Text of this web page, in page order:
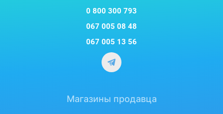
0 800 300 793
067 005 08 48
067 005 13 56
Магазины продавца